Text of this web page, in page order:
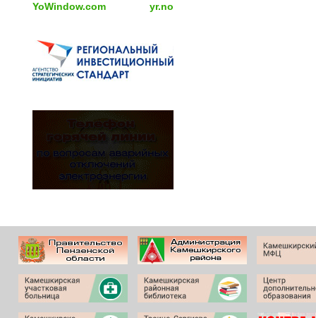
YoWindow.com yr.no